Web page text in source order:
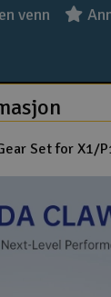
venn
Set for X1/